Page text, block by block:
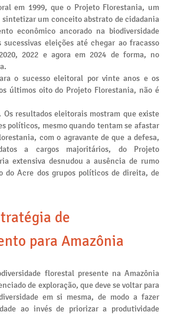
em 1999, que o Projeto Florestania, um
sintetizar um conceito abstrato de cidadania
econômico ancorado na biodiversidade
eleições até chegar ao fracasso
2022 e agora em 2024 de forma, no
o sucesso eleitoral por vinte anos e os
últimos oito do Projeto Florestania, não é
Os resultados eleitorais mostram que existe
políticos, mesmo quando tentam se afastar
com o agravante de que a defesa,
a cargos majoritários, do Projeto
extensiva desnudou a ausência de rumo
do Acre dos grupos políticos de direita, de
de
para Amazônia
florestal presente na Amazônia
de exploração, que deve se voltar para
em si mesma, de modo a fazer
ao invés de priorizar a produtividade